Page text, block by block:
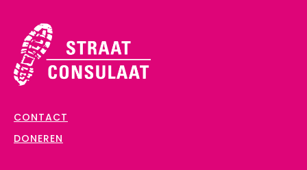
CONTACT
DONEREN